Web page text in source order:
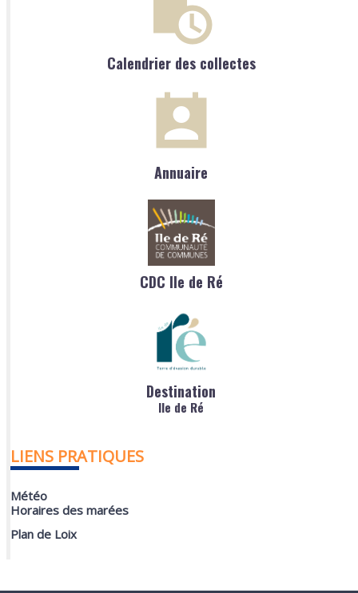
Calendrier des collectes
Annuaire
CDC Ile de Ré
Destination
Ile de Ré
LIENS PRATIQUES
Météo
Horaires des marées
Plan de Loix